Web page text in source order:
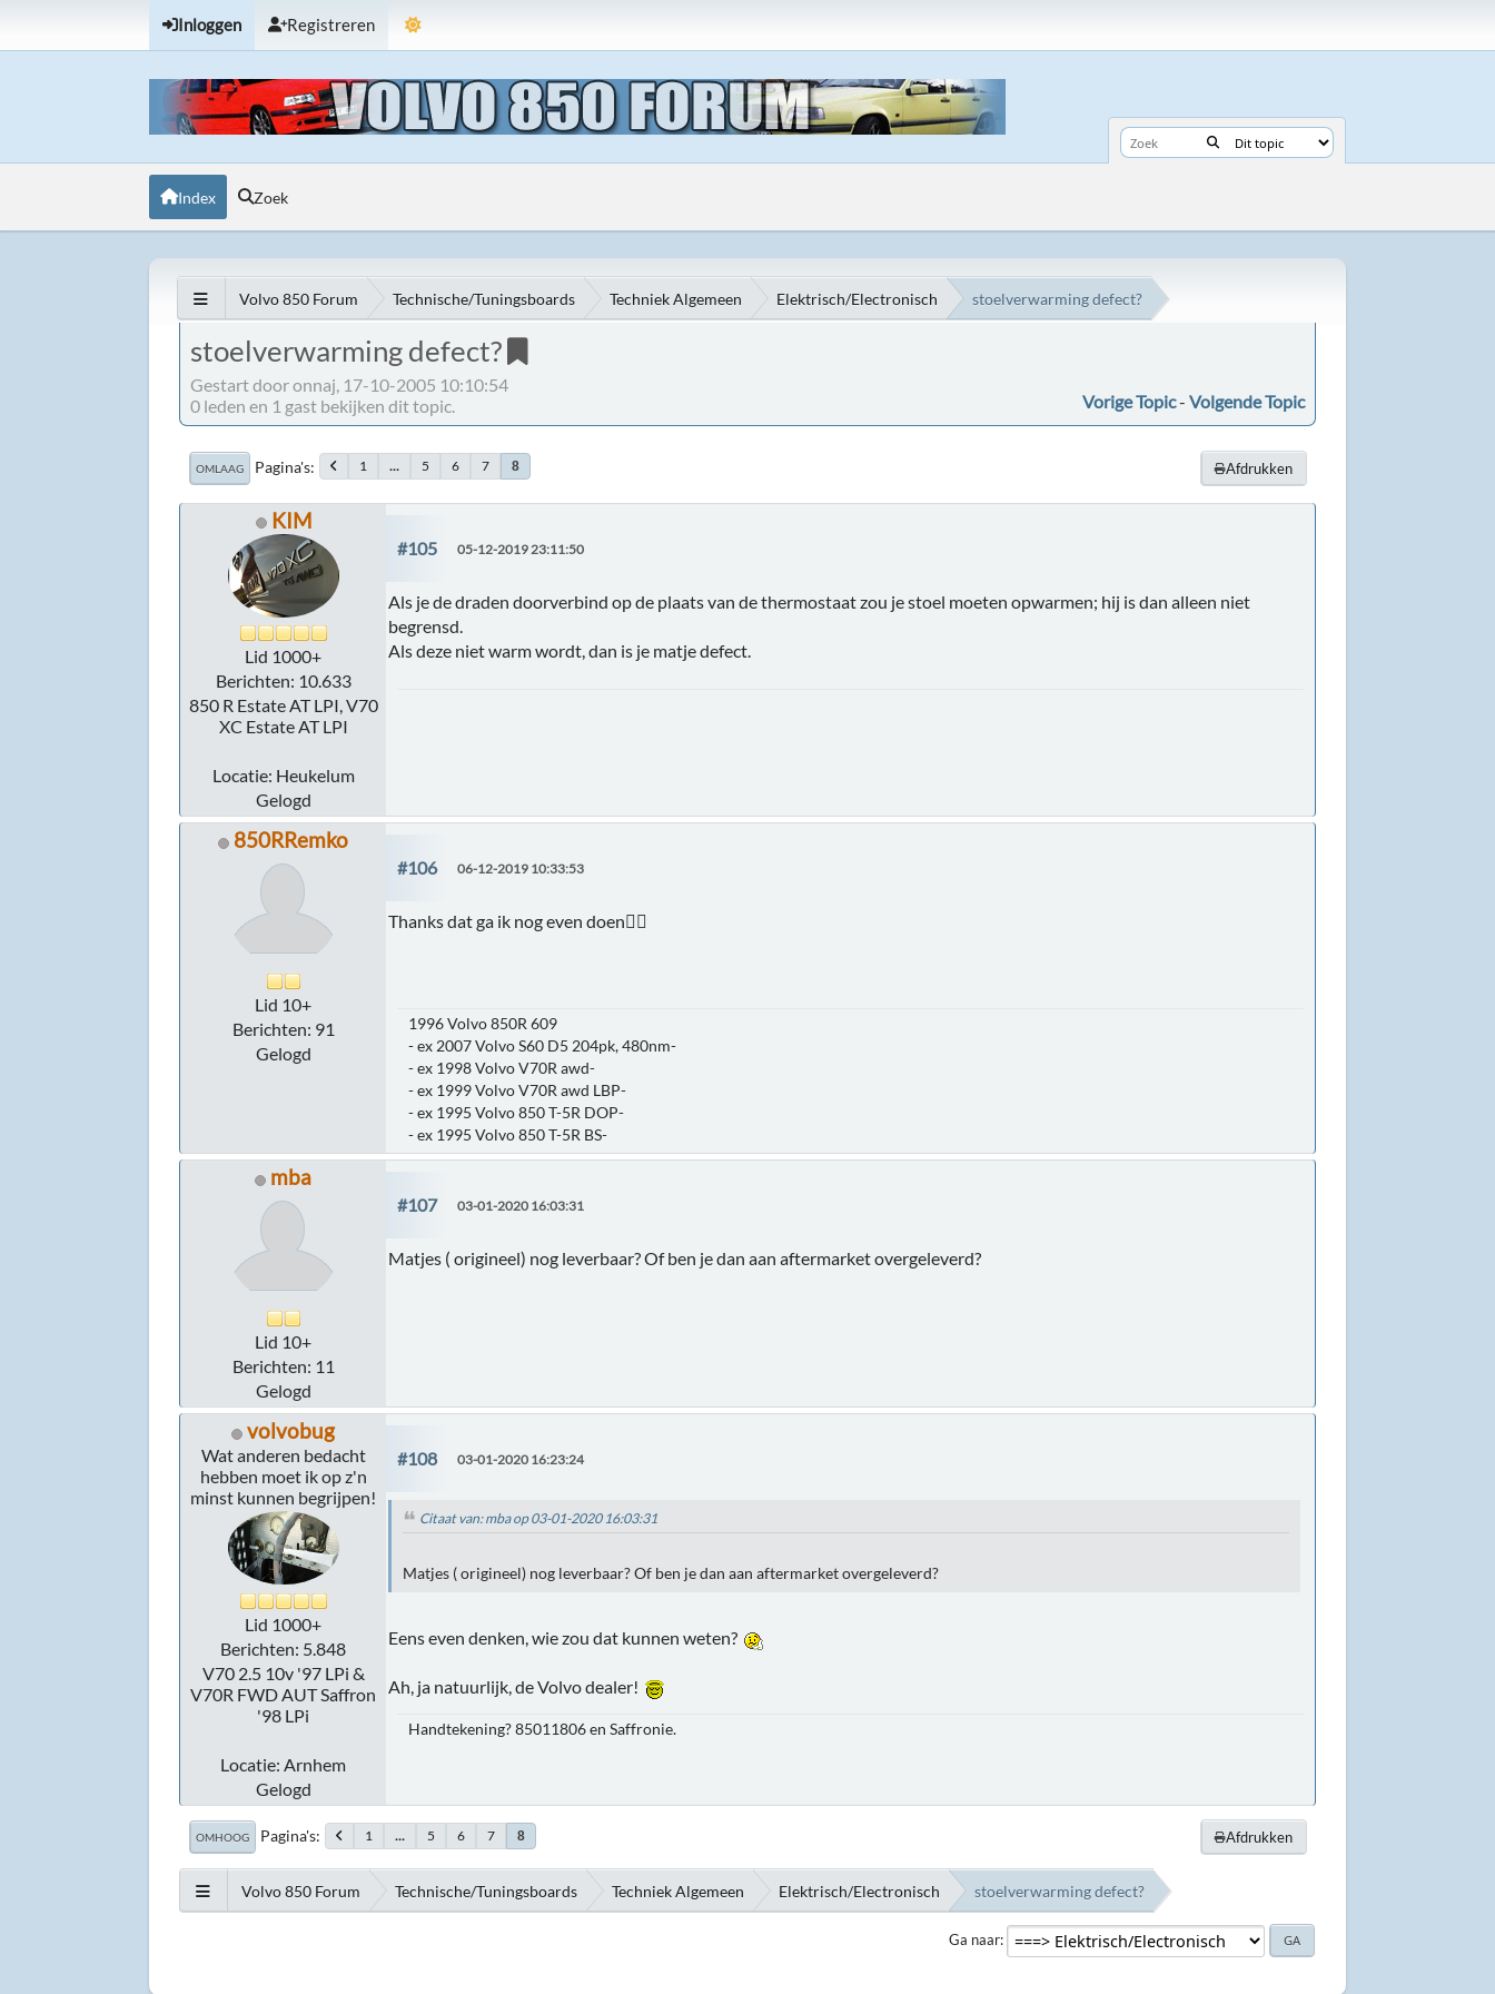
Inloggen Registreren
Index Zoek
Volvo 850 Forum Technische/Tuningsboards Techniek Algemeen Elektrisch/Electronisch stoelverwarming defect?
stoelverwarming defect?
Gestart door onnaj, 17-10-2005 10:10:54
Vorige Topic- Volgende Topic
0 leden en 1 gast bekijken dit topic.
Afdrukken
OMLAAG Pagina's 1 ... 5 6 7 8
KIM
Lid 1000+
Berichten: 10.633
850 R Estate AT LPI, V70
XC Estate AT LPI
Locatie: Heukelum
Gelogd
#105 05-12-2019 23:11:50
Als je de draden doorverbind op de plaats van de thermostaat zou je stoel moeten opwarmen; hij is dan alleen niet
begrensd.
Als deze niet warm wordt, dan is je matje defect.
850RRemko
Lid 10+
Berichten: 91
Gelogd
#106 06-12-2019 10:33:53
Thanks dat ga ik nog even doen👍🏻
1996 Volvo 850R 609
- ex 2007 Volvo S60 D5 204pk, 480nm-
- ex 1998 Volvo V70R awd-
- ex 1999 Volvo V70R awd LBP-
- ex 1995 Volvo 850 T-5R DOP-
- ex 1995 Volvo 850 T-5R BS-
mba
Lid 10+
Berichten: 11
Gelogd
#107 03-01-2020 16:03:31
Matjes ( origineel) nog leverbaar? Of ben je dan aan aftermarket overgeleverd?
volvobug
Wat anderen bedacht
hebben moet ik op z'n
minst kunnen begrijpen!
Lid 1000+
Berichten: 5.848
V70 2.5 10v '97 LPi &
V70R FWD AUT Saffron
'98 LPi
Locatie: Arnhem
Gelogd
#108 03-01-2020 16:23:24
Citaat van: mba op 03-01-2020 16:03:31
Matjes ( origineel) nog leverbaar? Of ben je dan aan aftermarket overgeleverd?
Eens even denken, wie zou dat kunnen weten?
Ah, ja natuurlijk, de Volvo dealer!
Handtekening? 85011806 en Saffronie.
Afdrukken
OMHOOG Pagina's 1 ... 5 6 7 8
Volvo 850 Forum Technische/Tuningsboards Techniek Algemeen Elektrisch/Electronisch stoelverwarming defect?
Ga naar